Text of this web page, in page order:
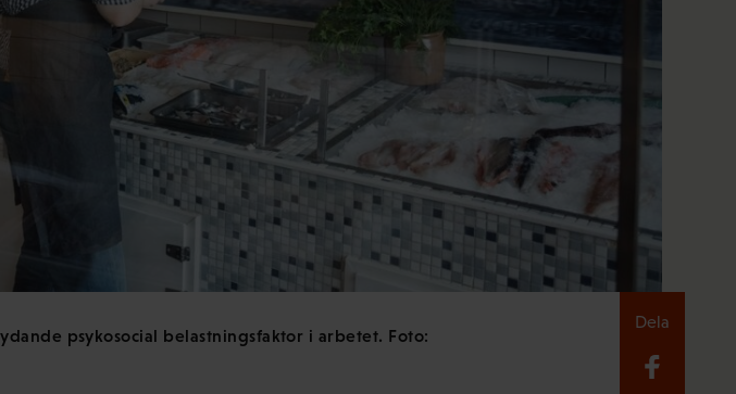
psykosocial belastningsfaktor i arbetet. Foto:
Dela